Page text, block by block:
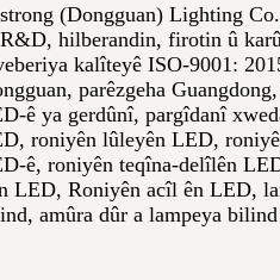
(Dongguan) Lighting
hilberandin, firotin û
kalîteyê ISO-9001:
parêzgeha
ê ya gerdûnî, pargîdanî
roniyên lûleyên LED,
ê, roniyên teqîna-delîlên
LED, Roniyên acîl ên LED,
amûra dûr a lampeya